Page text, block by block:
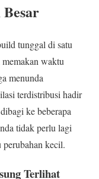
tunggal di satu
memakan waktu
menunda
terdistribusi hadir
ke beberapa
tidak perlu lagi
kecil.
Terlihat